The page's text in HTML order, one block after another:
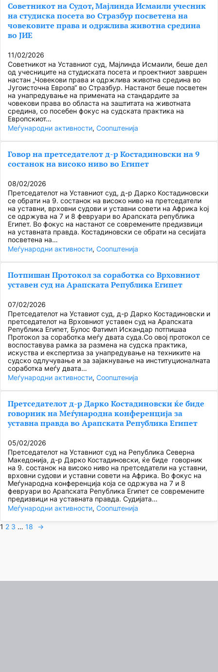
Советникот на Судот, Мајлинда Исмаили учесник
на студиска посета во Стразбур посветена на
човековите права и одржлива животна средина
во ЈИЕ
11/02/2026
Советникот на Уставниот суд, Мајлинда Исмаили, беше дел
од учесниците на студиската посета и проектниот завршен
настан „Човекови права и одржлива животна средина во
Југоисточна Европа“ во Стразбур. Настанот беше посветен
на унапредување на примената на стандардите за
човекови права во областа на заштитата на животната
средина, со посебен фокус на судската практика на
Европскиот…
Меѓународни активности, Соопштенија
Говор на претседателот д-р Костадиновски на 9
состанок на високо ниво во Египет
08/02/2026
Претседателот на Уставниот суд, д-р Дарко Костадиновски
се обрати на 9. состанок на високо ниво на претседатели
на уставни, врховни судови и уставни совети на Африка koj
се одржува на 7 и 8 февруари во Арапската република
Египет. Во фокус на настанот се современите предизвици
на уставната правда. Костадиновски се обрати на сесијата
посветена на…
Меѓународни активности, Соопштенија
Потпишан Протокол за соработка со Врховниот
уставен суд на Арапската Република Египет
07/02/2026
Претседателот на Уставиот суд, д-р Дарко Костадиновски и
претседателот на Врховниот уставен суд на Арапската
Република Египет, Булос Фатимп Искандар потпишаа
Протокол за соработка меѓу двата суда.Со овој протокол се
воспоставува рамка за размена на судска практика,
искуства и експертиза за унапредување на техниките на
судско одлучување и за зајакнување на институционалната
соработка меѓу двата…
Меѓународни активности, Соопштенија
Претседателот д-р Дарко Костадиновски ќе биде
говорник на Меѓународна конференција за
уставна правда во Арапската Република Египет
05/02/2026
Претседателот на Уставниот суд на Република Северна
Македонија, д-р Дарко Костадиновски, ќе биде говорник
на 9. состанок на високо ниво на претседатели на уставни,
врховни судови и уставни совети на Африка. Во фокус на
Меѓународна конференција која се одржува на 7 и 8
февруари во Арапската Република Египет се современите
предизвици на уставната правда. Судијата…
Меѓународни активности, Соопштенија
1 2 3 … 18 →